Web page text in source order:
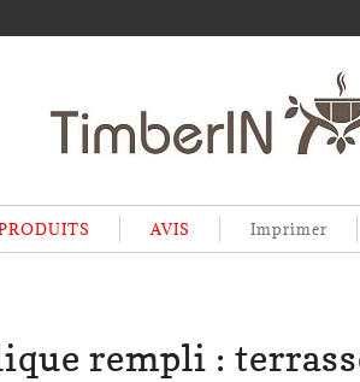
AVIS Imprimer
rempli :